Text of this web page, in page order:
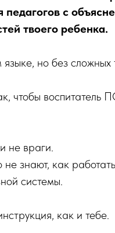
педагогов с
твоего ребенка.
но без сложных
чтобы
не враги.
знают, как
системы.
как и тебе.